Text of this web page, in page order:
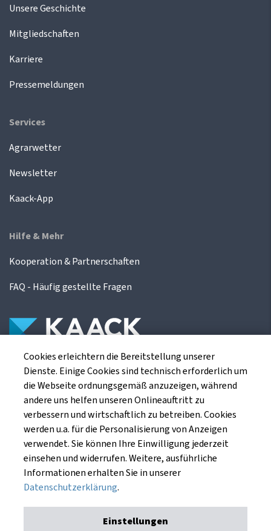
Unsere Geschichte
Mitgliedschaften
Karriere
Pressemeldungen
Services
Agrarwetter
Newsletter
Kaack-App
Hilfe & Mehr
Kooperation & Partnerschaften
FAQ - Häufig gestellte Fragen
Die Kaack Terminhandel GmbH ist ein
Finanzdienstleistungsinstitut für die europäischen
Agrarterminbörsen.
Kaack Terminhandel GmbH
Am Markt 8
49661 Cloppenburg
Datenschutzerklärung
Cookies erleichtern die Bereitstellung unserer
Dienste. Einige Cookies sind technisch erforderlich um
die Webseite ordnungsgemäß anzuzeigen, während
andere uns helfen unseren Onlineauftritt zu
verbessern und wirtschaftlich zu betreiben. Cookies
werden u.a. für die Personalisierung von Anzeigen
verwendet. Sie können Ihre Einwilligung jederzeit
einsehen und widerrufen. Weitere, ausführliche
Informationen erhalten Sie in unserer
Datenschutzerklärung.
Einstellungen